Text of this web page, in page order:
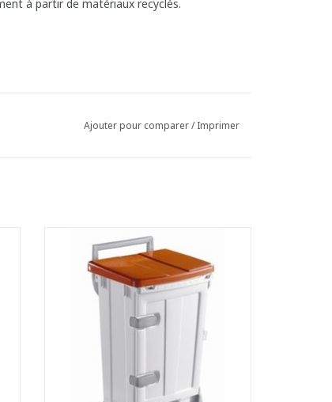
Ajouter pour comparer/Imprimer
Poubelle à pédale sur roues avec support
de sac poubelle et frein de couvercle.
- Avec porte sur la face avant pour faciliter
le retrait du sac.
- Facilement lavable.
- Capacité : 90 litres.
- LxlxH : 51 x 50 x 93 cm